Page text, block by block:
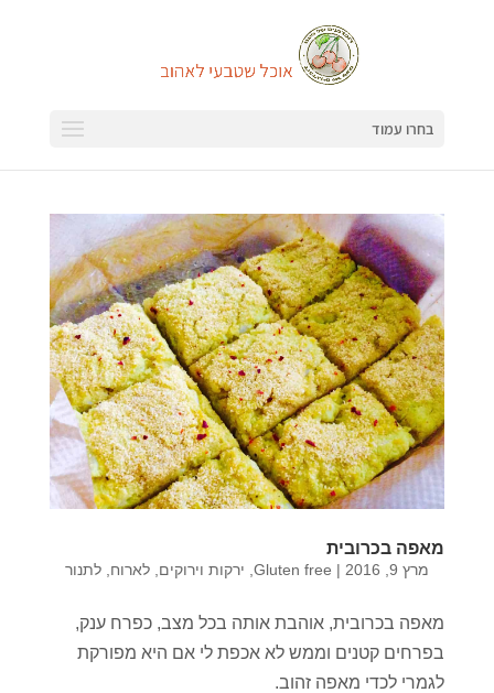
בחרו עמוד
מאפה בכרובית
מרץ 9, 2016 |
Gluten free ירקות וירוקים לארוח לתנור
מאפה בכרובית, אוהבת אותה בכל מצב, כפרח ענק,
בפרחים קטנים וממש לא אכפת לי אם היא מפורקת
לגמרי לכדי מאפה זהוב.